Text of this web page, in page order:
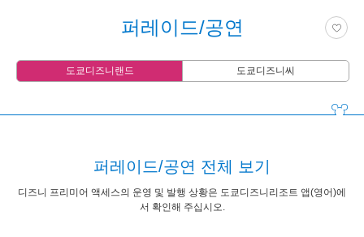
퍼레이드/공연
도쿄디즈니랜드 도쿄디즈니씨
퍼레이드/공연 전체 보기
디즈니 프리미어 액세스의 운영 및 발행 상황은 도쿄디즈니리조트 앱(영어)에
서 확인해 주십시오.